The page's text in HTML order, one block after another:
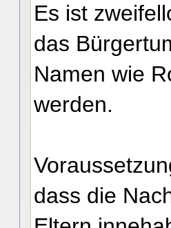
Es ist
das
Namen wie
werden.
dass die